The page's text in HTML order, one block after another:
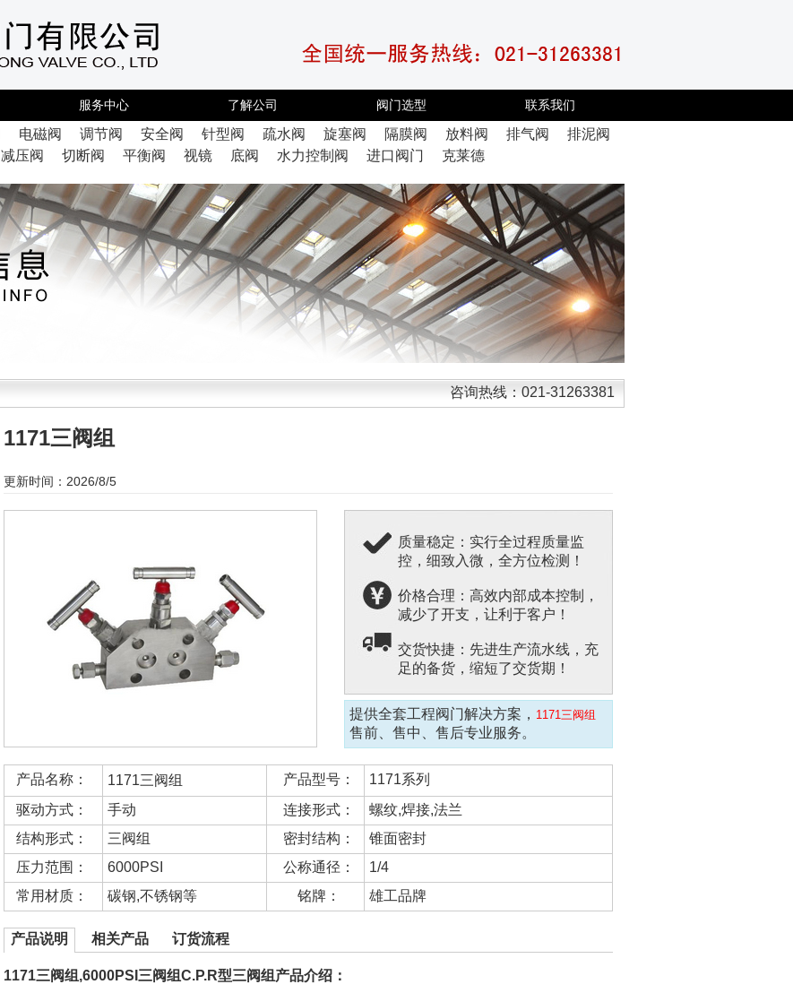
服务中心 了解公司 阀门选型 联系我们
电磁阀 调节阀 安全阀 针型阀 疏水阀 旋塞阀 隔膜阀 放料阀 排气阀
排泥阀
减压阀 切断阀 平衡阀 视镜 底阀 水力控制阀 进口阀门 克莱德
咨询热线：021-31263381
1171三阀组
更新时间：2026/8/5
质量稳定：实行全过程质量监
控，细致入微，全方位检测！
价格合理：高效内部成本控制，
减少了开支，让利于客户！
交货快捷：先进生产流水线，充
足的备货，缩短了交货期！
提供全套工程阀门解决方案， 1171三阀组
售前、售中、售后专业服务。
产品名称： 1171三阀组 产品型号：
1171系列
驱动方式：
手动 连接形式：
螺纹,焊接,法兰
结构形式：
三阀组 密封结构：
锥面密封
压力范围：
6000PSI 公称通径：
1/4
常用材质：
碳钢,不锈钢等 铭牌： 雄工品牌
产品说明 相关产品 订货流程
1171三阀组,6000PSI三阀组C.P.R型三阀组产品介绍：